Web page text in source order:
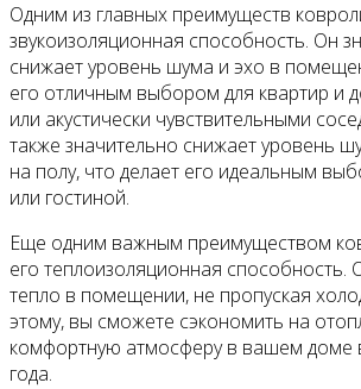
Одним из главных преимуществ
звукоизоляционная способность. Он
снижает уровень шума и эхо в
его отличным выбором для квартир и
или акустически чувствительными
также значительно снижает уровень
на полу, что делает его идеальным
или гостиной.
Еще одним важным преимуществом
его теплоизоляционная способность.
тепло в помещении, не пропуская
этому, вы сможете сэкономить на
комфортную атмосферу в вашем доме
года.